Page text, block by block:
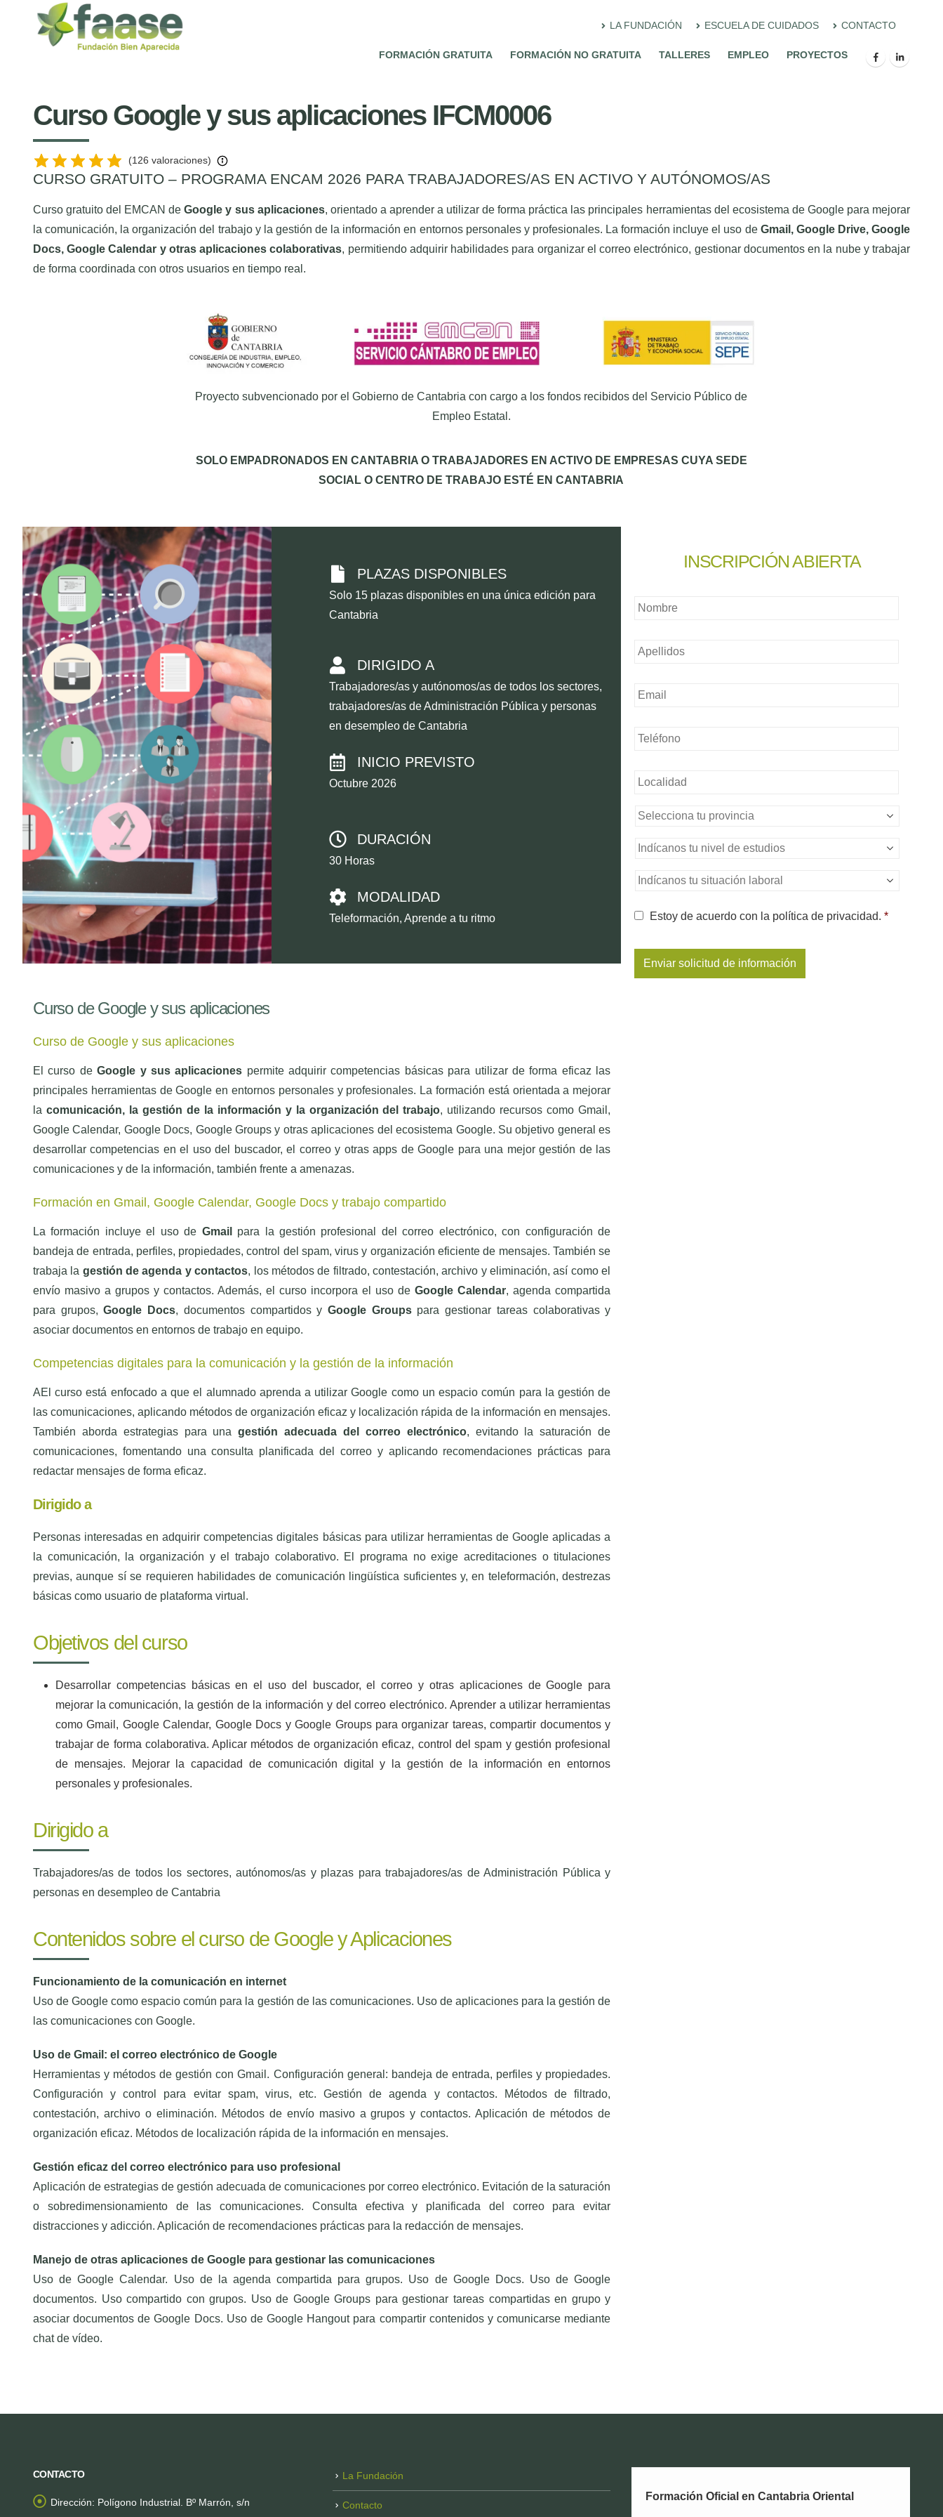
LA FUNDACIÓN ESCUELA DE CUIDADOS CONTACTO
FORMACIÓN GRATUITA FORMACIÓN NO GRATUITA TALLERES EMPLEO PROYECTOS
Curso Google y sus aplicaciones IFCM0006
(126 valoraciones)
CURSO GRATUITO – PROGRAMA ENCAM 2026 PARA TRABAJADORES/AS EN ACTIVO Y AUTÓNOMOS/AS
Curso gratuito del EMCAN deGoogle y sus aplicaciones, orientado a aprender a utilizar de forma práctica las principales herramientas del ecosistema de Google para mejorar
la comunicación, la organización del trabajo y la gestión de la información en entornos personales y profesionales. La formación incluye el uso de Gmail, Google Drive, Google
Docs, Google Calendar y otras aplicaciones colaborativas, permitiendo adquirir habilidades para organizar el correo electrónico, gestionar documentos en la nube y trabajar
de forma coordinada con otros usuarios en tiempo real.
Proyecto subvencionado por el Gobierno de Cantabria con cargo a los fondos recibidos del Servicio Público de
Empleo Estatal.
SOLO EMPADRONADOS EN CANTABRIA O TRABAJADORES EN ACTIVO DE EMPRESAS CUYA SEDE
SOCIAL O CENTRO DE TRABAJO ESTÉ EN CANTABRIA
PLAZAS DISPONIBLES
Solo 15 plazas disponibles en una única edición para
Cantabria
DIRIGIDO A
Trabajadores/as y autónomos/as de todos los sectores,
trabajadores/as de Administración Pública y personas
en desempleo de Cantabria
INICIO PREVISTO
Octubre 2026
DURACIÓN
30 Horas
MODALIDAD
Teleformación, Aprende a tu ritmo
Curso de Google y sus aplicaciones
Curso de Google y sus aplicaciones
El curso deGoogle y sus aplicaciones permite adquirir competencias básicas para utilizar de forma eficaz las
principales herramientas de Google en entornos personales y profesionales. La formación está orientada a mejorar
la comunicación, la gestión de la información y la organización del trabajo, utilizando recursos como Gmail,
Google Calendar, Google Docs, Google Groups y otras aplicaciones del ecosistema Google. Su objetivo general es
desarrollar competencias en el uso del buscador, el correo y otras apps de Google para una mejor gestión de las
comunicaciones y de la información, también frente a amenazas.
Formación en Gmail, Google Calendar, Google Docs y trabajo compartido
La formación incluye el uso de Gmail
para la gestión profesional del correo electrónico, con configuración de
bandeja de entrada, perfiles, propiedades, control del spam, virus y organización eficiente de mensajes. También se
trabaja la gestión de agenda y contactos, los métodos de filtrado, contestación, archivo y eliminación, así como el
envío masivo a grupos y contactos. Además, el curso incorpora el uso deGoogle Calendar, agenda compartida
para grupos,Google Docs, documentos compartidos y Google Groupspara gestionar tareas colaborativas y
asociar documentos en entornos de trabajo en equipo.
Competencias digitales para la comunicación y la gestión de la información
AEl curso está enfocado a que el alumnado aprenda a utilizar Google como un espacio común para la gestión de
las comunicaciones, aplicando métodos de organización eficaz y localización rápida de la información en mensajes.
También aborda estrategias para unagestión adecuada del correo electrónico, evitando la saturación de
comunicaciones, fomentando una consulta planificada del correo y aplicando recomendaciones prácticas para
redactar mensajes de forma eficaz.
Dirigido a
Personas interesadas en adquirir competencias digitales básicas para utilizar herramientas de Google aplicadas a
la comunicación, la organización y el trabajo colaborativo. El programa no exige acreditaciones o titulaciones
previas, aunque sí se requieren habilidades de comunicación lingüística suficientes y, en teleformación, destrezas
básicas como usuario de plataforma virtual.
Objetivos del curso
Desarrollar competencias básicas en el uso del buscador, el correo y otras aplicaciones de Google para
mejorar la comunicación, la gestión de la información y del correo electrónico. Aprender a utilizar herramientas
como Gmail, Google Calendar, Google Docs y Google Groups para organizar tareas, compartir documentos y
trabajar de forma colaborativa. Aplicar métodos de organización eficaz, control del spam y gestión profesional
de mensajes. Mejorar la capacidad de comunicación digital y la gestión de la información en entornos
personales y profesionales.
Dirigido a
Trabajadores/as de todos los sectores, autónomos/as y plazas para trabajadores/as de Administración Pública y
personas en desempleo de Cantabria
Contenidos sobre el curso de Google y Aplicaciones
Funcionamiento de la comunicación en internet
Uso de Google como espacio común para la gestión de las comunicaciones. Uso de aplicaciones para la gestión de
las comunicaciones con Google.
Uso de Gmail: el correo electrónico de Google
Herramientas y métodos de gestión con Gmail. Configuración general: bandeja de entrada, perfiles y propiedades.
Configuración y control para evitar spam, virus, etc. Gestión de agenda y contactos. Métodos de filtrado,
contestación, archivo o eliminación. Métodos de envío masivo a grupos y contactos. Aplicación de métodos de
organización eficaz. Métodos de localización rápida de la información en mensajes.
Gestión eficaz del correo electrónico para uso profesional
Aplicación de estrategias de gestión adecuada de comunicaciones por correo electrónico. Evitación de la saturación
o sobredimensionamiento de las comunicaciones. Consulta efectiva y planificada del correo para evitar
distracciones y adicción. Aplicación de recomendaciones prácticas para la redacción de mensajes.
Manejo de otras aplicaciones de Google para gestionar las comunicaciones
Uso de Google Calendar. Uso de la agenda compartida para grupos. Uso de Google Docs. Uso de Google
documentos. Uso compartido con grupos. Uso de Google Groups para gestionar tareas compartidas en grupo y
asociar documentos de Google Docs. Uso de Google Hangout para compartir contenidos y comunicarse mediante
chat de vídeo.
INSCRIPCIÓN ABIERTA
nombre *
Sin
Nivel
estudios
Situación
Consentimiento
*
Estoy de acuerdo con la política de privacidad. *
CONTACTO
Dirección: Polígono Industrial. Bº Marrón, s/n
La Fundación
Contacto
Formación Oficial en Cantabria Oriental